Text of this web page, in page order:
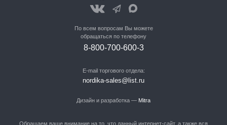
По всем вопросам Вы можете
обращаться по телефону
8-800-700-600-3
E-mail торгового отдела:
nordika-sales@list.ru
Дизайн и разработка — Mitra
Обращаем ваше внимание на то, что данный интернет-сайт, а также вся